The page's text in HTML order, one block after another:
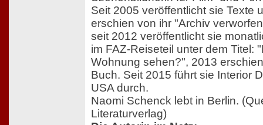
Seit 2005 veröffentlicht sie Texte
erschien von ihr "Archiv
seit 2012 veröffentlicht sie
im FAZ-Reiseteil unter dem Titel:
Wohnung sehen?", 2013
Buch. Seit 2015 führt sie Interior
USA durch.
Naomi Schenck lebt in Berlin.
Literaturverlag)